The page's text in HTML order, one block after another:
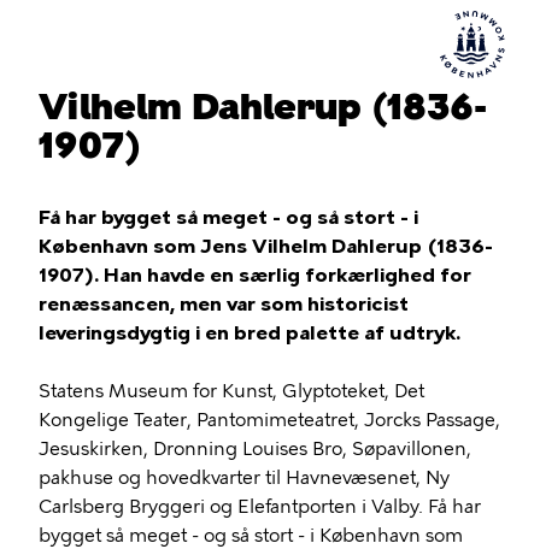
Vilhelm Dahlerup (1836-
1907)
Få har bygget så meget - og så stort - i
København som Jens Vilhelm Dahlerup (1836-
1907). Han havde en særlig forkærlighed for
renæssancen, men var som historicist
leveringsdygtig i en bred palette af udtryk.
Statens Museum for Kunst, Glyptoteket, Det
Kongelige Teater, Pantomimeteatret, Jorcks Passage,
Jesuskirken, Dronning Louises Bro, Søpavillonen,
pakhuse og hovedkvarter til Havnevæsenet, Ny
Carlsberg Bryggeri og Elefantporten i Valby. Få har
bygget så meget - og så stort - i København som